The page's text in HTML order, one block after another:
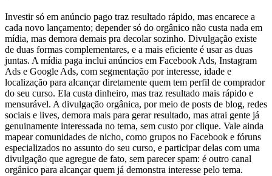
Investir só em anúncio pago traz resultado rápido, mas encarece a
cada novo lançamento; depender só do orgânico não custa nada em
mídia, mas demora demais pra decolar sozinho. Divulgação existe
de duas formas complementares, e a mais eficiente é usar as duas
juntas. A mídia paga inclui anúncios em Facebook Ads, Instagram
Ads e Google Ads, com segmentação por interesse, idade e
localização para alcançar diretamente quem tem perfil de comprador
do seu curso. Ela custa dinheiro, mas traz resultado mais rápido e
mensurável. A divulgação orgânica, por meio de posts de blog, redes
sociais e lives, demora mais para gerar resultado, mas atrai gente já
genuinamente interessada no tema, sem custo por clique. Vale ainda
mapear comunidades de nicho, como grupos no Facebook e fóruns
especializados no assunto do seu curso, e participar delas com uma
divulgação que agregue de fato, sem parecer spam: é outro canal
orgânico para alcançar quem já demonstra interesse pelo tema.